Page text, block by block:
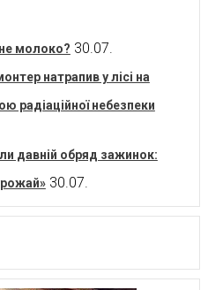
молоко? 30.07.
натрапив у лісі на
радіаційної небезпеки
давній обряд зажинок:
30.07.